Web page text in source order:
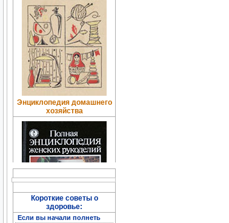
Энциклопедия домашнего
хозяйства
Короткие советы о
здоровье:
Если вы начали полнеть